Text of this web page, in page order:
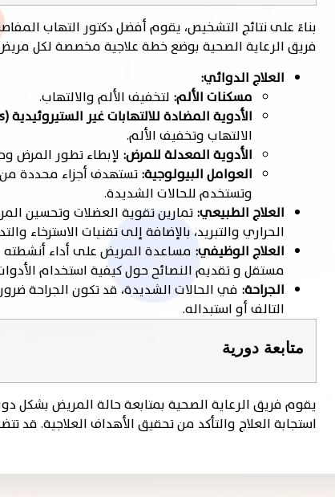
بناءً على نتائج التشخيص، يقوم أفضل دكتور التهاب
فريق الرعاية الصحية بوضع خطة علاجية مخصصة لكل
العلاج الدوائي:
مسكنات الألم: لتخفيف الألم والالتهاب.
الأدوية المضادة للالتهابات غير الستيروئيدية (NSAIDs):
الالتهاب وتخفيف الألم.
الأدوية المعدلة للمرض: لإبطاء تطور المرض
العوامل البيولوجية:تستهدف أجزاء محددة من
وتستخدم للحالات الشديدة.
العلاج الطبيعي:تمارين تقوية العضلات وتحسين
الحراري والتبريد، بالإضافة إلى تقنيات الاسترخاء
العلاج الوظيفي: مساعدة المريض على أداء أنشطته
مستقل و تقديم النصائح حول كيفية استخدام
الجراحة: في الحالات الشديدة، قد تكون الجراحة
التالف أو استبداله.
متابعة دورية
يقوم فريق الرعاية الصحية بمتابعة حالة المريض بشكل
استجابة العلاج والتأكد من تحقيق الأهداف العلاجية. قد